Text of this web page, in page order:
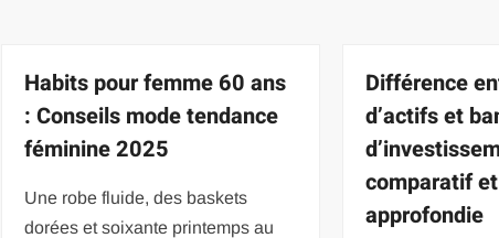
Habits pour femme 60 ans
: Conseils mode tendance
féminine 2025
Une robe fluide, des baskets
dorées et soixante printemps au
Différence
d’actifs et
comparatif
approfondie